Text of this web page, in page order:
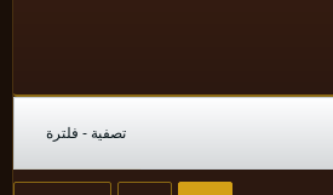
تصفية - فلترة